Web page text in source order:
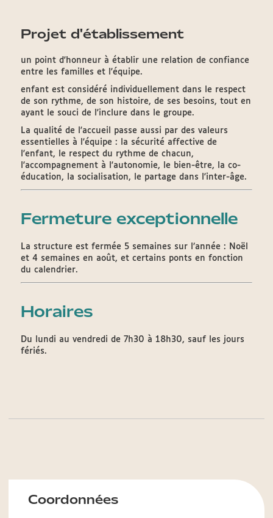
Projet d'établissement
un point d'honneur à établir une relation de confiance
entre les familles et l'équipe.
enfant est considéré individuellement dans le respect
de son rythme, de son histoire, de ses besoins, tout en
ayant le souci de l'inclure dans le groupe.
La qualité de l'accueil passe aussi par des valeurs
essentielles à l'équipe : la sécurité affective de
l'enfant, le respect du rythme de chacun,
l'accompagnement à l'autonomie, le bien-être, la co-
éducation, la socialisation, le partage dans l'inter-âge.
Fermeture exceptionnelle
La structure est fermée 5 semaines sur l’année : Noël
et 4 semaines en août, et certains ponts en fonction
du calendrier.
Horaires
Du lundi au vendredi de 7h30 à 18h30, sauf les jours
fériés.
Coordonnées